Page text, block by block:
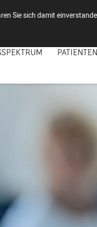
43 a - 50170
Sie sich damit